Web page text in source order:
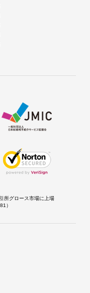
所グロース市場に上場
）